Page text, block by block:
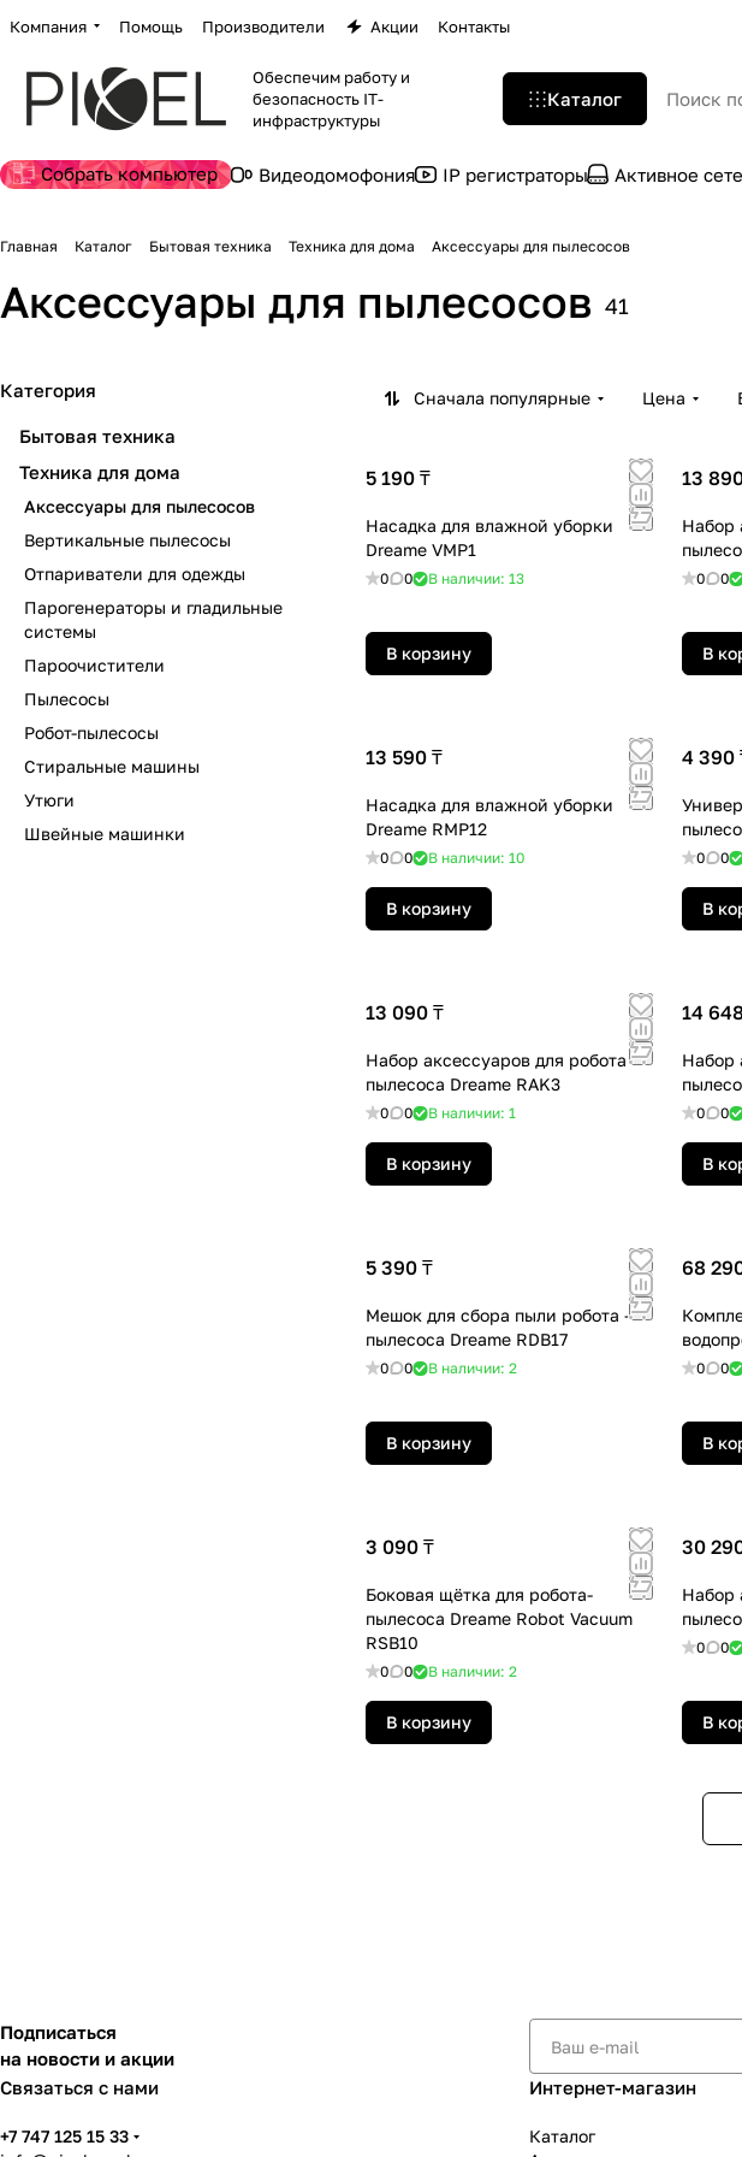
Компания Помощь Производители Акции Контакты
Обеспечим работу и
безопасность IT-
инфраструктуры
Каталог
Собрать компьютер Видеодомофония IP регистраторы Активное
Главная Каталог Бытовая техника Техника для дома Аксессуары для пылесосов
Аксессуары для пылесосов 41
Сначала популярные Цена
5 190 ₸
Насадка для влажной уборки
Dreame VMP1
0 0 В наличии: 13
В корзину
13
Набор
0 0
В
13 590 ₸
Насадка для влажной уборки
Dreame RMP12
0 0 В наличии: 10
В корзину
4 390
0 0
В
13 090 ₸
Набор аксессуаров для робота -
пылесоса Dreame RAK3
0 0 В наличии: 1
В корзину
14
Набор
0 0
В
5 390 ₸
Мешок для сбора пыли робота -
пылесоса Dreame RDB17
0 0 В наличии: 2
В корзину
68
0 0
В
3 090 ₸
Боковая щётка для робота-
пылесоса Dreame Robot Vacuum
RSB10
0 0 В наличии: 2
В корзину
30
Набор
0 0
В
Категория
Бытовая техника
Техника для дома
Аксессуары для пылесосов
Вертикальные пылесосы
Отпариватели для одежды
Парогенераторы и гладильные
системы
Пароочистители
Пылесосы
Робот-пылесосы
Стиральные машины
Утюги
Швейные машинки
Подписаться
на новости и акции
Связаться с нами
+7 747 125 15 33
Интернет-магазин
Каталог